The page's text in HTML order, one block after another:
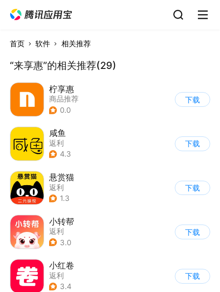
首页 软件 相关推荐
“来享惠”的相关推荐(29)
柠享惠
商品推荐
0.0
下载
咸鱼
返利
4.3
下载
悬赏猫
返利
1.3
下载
小转帮
返利
3.0
下载
小红卷
返利
3.4
下载